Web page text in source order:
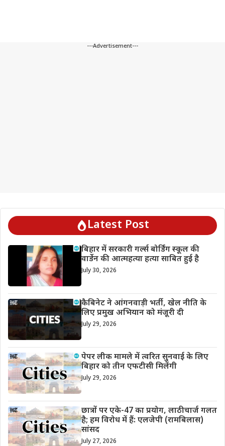
---Advertisement---
Latest Post
बिहार में सरकारी गर्ल्स बोर्डिंग स्कूल की
वार्डेन की आत्महत्या हत्या साबित हुई है
July 30, 2026
कैबिनेट ने आंगनवाड़ी भर्ती, खेल नीति के
लिए प्रमुख अभियान को मंजूरी दी
July 29, 2026
पेपर लीक मामले में त्वरित सुनवाई के लिए
बिहार को तीन एफटीसी मिलेंगी
July 29, 2026
छात्रों पर एके-47 का प्रयोग, लाठीचार्ज गलत
है; हम विरोध में हैं: एलजेपी (रामबिलास)
सांसद
July 27, 2026